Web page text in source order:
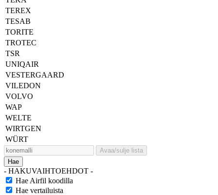
TEREX
TESAB
TORITE
TROTEC
TSR
UNIQAIR
VESTERGAARD
VILEDON
VOLVO
WAP
WELTE
WIRTGEN
WÜRT
Avaa/sulje lista
Hae
- HAKUVAIHTOEHDOT -
Hae Airfil koodilla
Hae vertailuista